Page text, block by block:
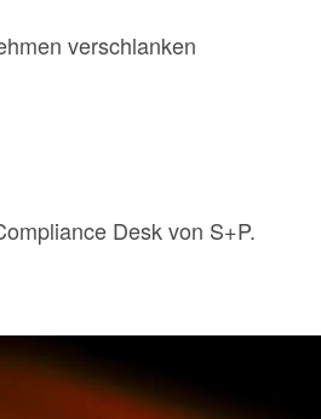
verschlanken
Desk von S+P.